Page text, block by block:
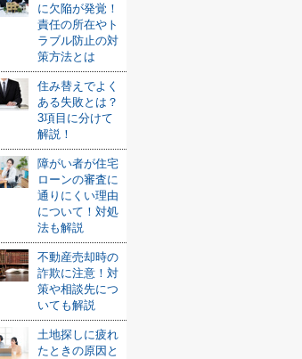
に欠陥が発覚！
責任の所在やト
ラブル防止の対
策方法とは
住み替えでよく
ある失敗とは？
3項目に分けて
解説！
障がい者が住宅
ローンの審査に
通りにくい理由
について！対処
法も解説
不動産売却時の
詐欺に注意！対
策や相談先につ
いても解説
土地探しに疲れ
たときの原因と